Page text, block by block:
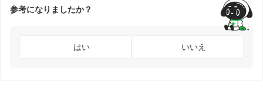
参考になりましたか？
はい いいえ